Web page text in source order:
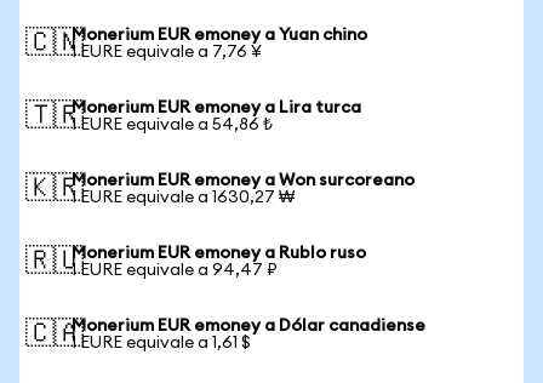
🇨🇳Monerium EUR emoney a Yuan chino
1 EURE equivale a 7,76 ¥
🇹🇷Monerium EUR emoney a Lira turca
1 EURE equivale a 54,86 ₺
🇰🇷Monerium EUR emoney a Won surcoreano
1 EURE equivale a 1630,27 ₩
🇷🇺Monerium EUR emoney a Rublo ruso
1 EURE equivale a 94,47 ₽
🇨🇦Monerium EUR emoney a Dólar canadiense
1 EURE equivale a 1,61 $